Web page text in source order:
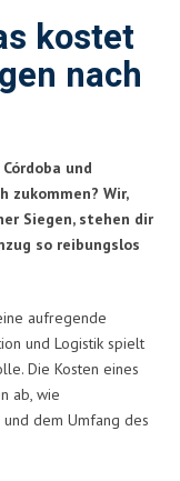
kostet
nach
und
zukommen? Wir,
Siegen, stehen dir
so reibungslos
aufregende
und Logistik spielt
Die Kosten eines
ab, wie
dem Umfang des